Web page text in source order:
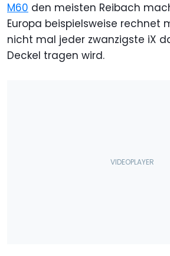
M60 den meisten Reibach
Europa beispielsweise rechnet
nicht mal jeder zwanzigste iX
Deckel tragen wird.